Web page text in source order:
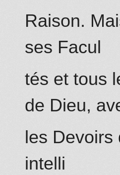
Raison.
ses Facul
tés et tous
de Dieu,
les
intelli